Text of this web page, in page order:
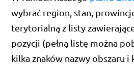
wybrać region, stan,
terytorialną z listy
pozycji (pełną listę można
kilka znaków nazwy obszaru